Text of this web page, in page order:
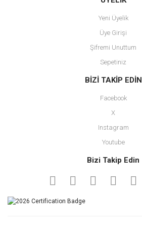
Yeni Üyelik
Üye Girişi
Şifremi Unuttum
Sepetiniz
BİZİ TAKİP EDİN
Facebook
X
Instagram
Youtube
Bizi Takip Edin